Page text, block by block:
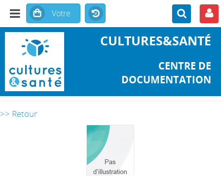
CULTURES&SANTÉ
CENTRE DE
DOCUMENTATION
>> Retour